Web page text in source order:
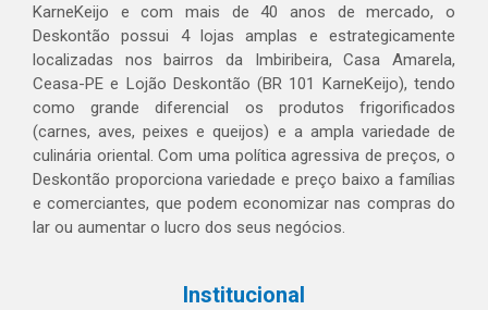
KarneKeijo e com mais de 40 anos de mercado, o
Deskontão possui 4 lojas amplas e estrategicamente
localizadas nos bairros da Imbiribeira, Casa Amarela,
Ceasa-PE e Lojão Deskontão (BR 101 KarneKeijo), tendo
como grande diferencial os produtos frigorificados
(carnes, aves, peixes e queijos) e a ampla variedade de
culinária oriental. Com uma política agressiva de preços, o
Deskontão proporciona variedade e preço baixo a famílias
e comerciantes, que podem economizar nas compras do
lar ou aumentar o lucro dos seus negócios.
Institucional